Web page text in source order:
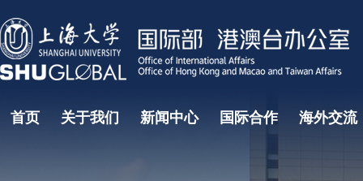
首页 关于我们 新闻中心 国际合作 海外交流